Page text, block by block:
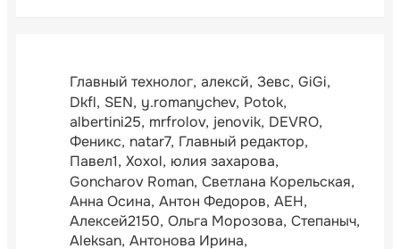
Главный технолог алексй Зевс GiGi
Dkfl SEN y.romanychev Potok
albertini25 mrfrolov jenovik DEVRO
Феникс natar7 Главный редактор
Павел1 Xoxol юлия захарова
Goncharov Roman Светлана Корельская
Анна Осина Антон Федоров АЕН
Алексей2150 Ольга Морозова Степаныч
Aleksan Антонова Ирина